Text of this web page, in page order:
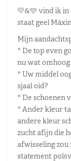
💛&🩵 vind ik
staat geel
Mijn
* De top even
nu wat omhoog.
* Uw middel
sjaal oid?
* De schoenen
* Ander kleur
andere kleur
zucht afijn die
afwisseling
statement